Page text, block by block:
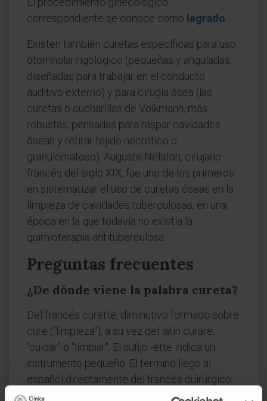
correspondiente se conoce como legrado
Existen también curetas específicas para uso
otorrinolaringológico (pequeñas y anguladas,
diseñadas para trabajar en el conducto
auditivo externo) y para cirugía ósea (las
curetas o cucharillas de Volkmann, más
robustas, pensadas para raspar cavidades
óseas y retirar tejido necrótico o
granulomatoso). Auguste Nélaton, cirujano
francés del siglo XIX, fue uno de los primeros
en sistematizar el uso de curetas óseas en la
limpieza de cavidades tuberculosas, en una
época en la que todavía no existía la
quimioterapia antituberculosa.
Preguntas frecuentes
¿De dónde viene la palabra cureta?
Del francés curette, diminutivo formado sobre
cure ("limpieza"), a su vez del latín curare,
"cuidar" o "limpiar". El sufijo -ette indica un
instrumento pequeño. El término llegó al
español directamente del francés quirúrgico
del siglo XIX.